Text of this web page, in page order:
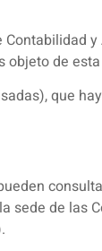
y
objeto de
que
sede de las